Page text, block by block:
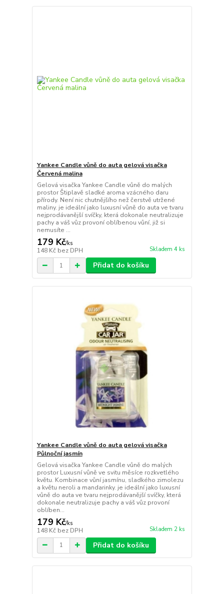
Yankee Candle vůně do auta gelová visačka
Červená malina
Gelová visačka Yankee Candle vůně do malých
prostor Štiplavě sladké aroma vzácného daru
přírody. Není nic chutnějšího než čerstvě utržené
maliny. je ideální jako luxusní vůně do auta ve tvaru
nejprodávanější svíčky, která dokonale neutralizuje
pachy a váš vůz provoní oblíbenou vůní, již si
nemusíte ...
179 Kč/ks
148 Kč bez DPH Skladem 4 ks
Přidat do košíku
Yankee Candle vůně do auta gelová visačka
Půlnoční jasmín
Gelová visačka Yankee Candle vůně do malých
prostor Luxusní vůně ve svitu měsíce rozkvetlého
květu. Kombinace vůní jasmínu, sladkého zimolezu
a květu neroli a mandarinky. je ideální jako luxusní
vůně do auta ve tvaru nejprodávanější svíčky, která
dokonale neutralizuje pachy a váš vůz provoní
oblíben...
179 Kč/ks
148 Kč bez DPH Skladem 2 ks
Přidat do košíku